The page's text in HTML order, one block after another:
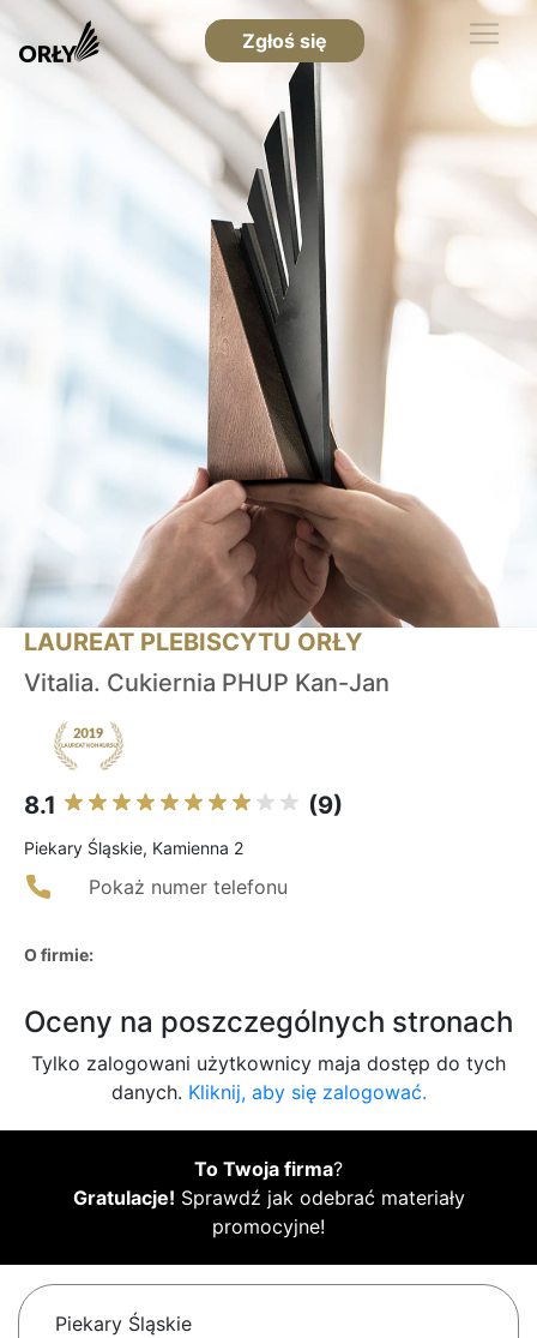
Zgłoś się
LAUREAT PLEBISCYTU ORŁY
Vitalia. Cukiernia PHUP Kan-Jan
8.1 (9)
Piekary Śląskie, Kamienna 2
Pokaż numer telefonu
O firmie:
Oceny na poszczególnych stronach
Tylko zalogowani użytkownicy maja dostęp do tych
danych. Kliknij, aby się zalogować.
To Twoja firma?
Gratulacje! Sprawdź jak odebrać materiały
promocyjne!
Piekary Śląskie